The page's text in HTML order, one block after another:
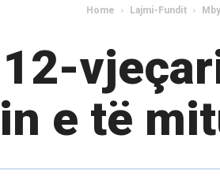
Home Lajmi-Fundit
e të